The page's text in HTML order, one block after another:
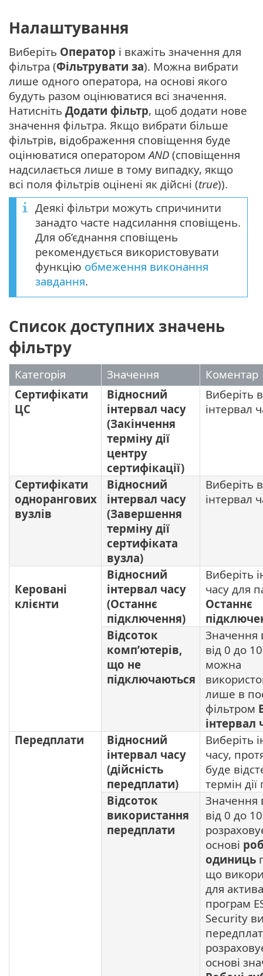
Налаштування
Виберіть Оператор і вкажіть значення для
фільтра (Фільтрувати за). Можна вибрати
лише одного оператора, на основі якого
будуть разом оцінюватися всі значення.
Натисніть Додати фільтр, щоб додати нове
значення фільтра. Якщо вибрати більше
фільтрів, відображення сповіщення буде
оцінюватися операторомAND (сповіщення
надсилається лише в тому випадку, якщо
всі поля фільтрів оцінені як дійсні (true)).
Деякі фільтри можуть спричинити
занадто часте надсилання сповіщень.
Для об’єднання сповіщень
рекомендується використовувати
функцію обмеження виконання
завдання.
Список доступних значень
фільтру
Категорія Значення
Коментар
Сертифікати
ЦС
Відносний
інтервал часу
(Закінчення
терміну дії
центру
сертифікації)
Виберіть
інтервал
Сертифікати
однорангових
вузлів
Відносний
інтервал часу
(Завершення
терміну дії
сертифіката
вузла)
Виберіть
інтервал
Керовані
клієнти
Відносний
інтервал часу
(Останнє
підключення)
Виберіть
часу для
Останнє
Відсоток
комп’ютерів,
що не
підключаються
Значення
від 0 до
можна
лише в
фільтром
інтервал
Передплати
Відносний
інтервал часу
(дійсність
передплати)
Виберіть
часу,
буде
термін
Відсоток
використання
передплати
Значення
від 0 до
основі
одиниць
що
для
програм
Security
основі